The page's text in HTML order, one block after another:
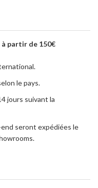
à partir de 150€
le pays.
jours suivant la
seront expédiées le